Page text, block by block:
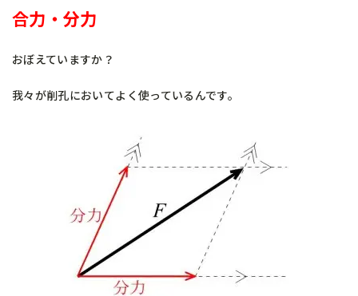
合力・分力
おぼえていますか？
我々が削孔においてよく使っているんです。